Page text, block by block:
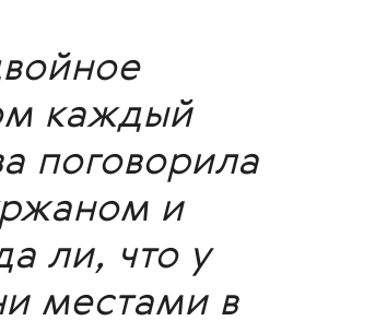
каждый
поговорила
и
ли, что у
местами в